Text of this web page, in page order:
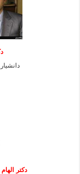
دکتر الهام